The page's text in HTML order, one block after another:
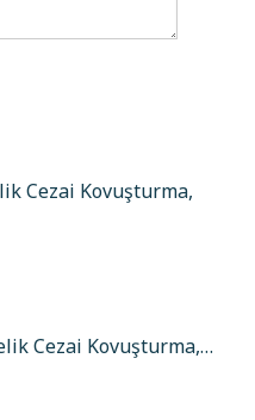
Cezai Kovuşturma,
Cezai Kovuşturma,…